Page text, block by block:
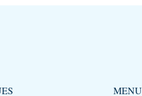
MENU